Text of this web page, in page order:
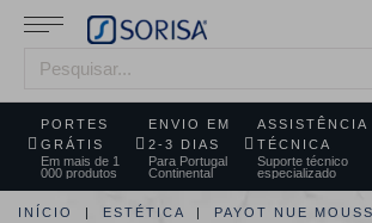
PORTES
GRÁTIS
Em mais de 1
000 produtos
ENVIO EM
2-3 DIAS
Para Portugal
Continental
ASSISTÊNCIA
TÉCNICA
Suporte técnico
especializado
INÍCIO ESTÉTICA
PAYOT NUE